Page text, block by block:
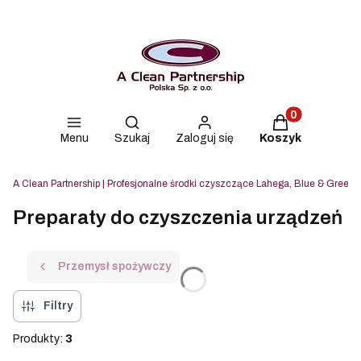
Menu
Otwórz wyszukiwarkę
Szukaj Zaloguj się
Produkty w
Koszyk
A Clean Partnership | Profesjonalne środki czyszczące Lahega, Blue & Green
Preparaty do czyszczenia urządzeń
Przemysł spożywczy
Filtry
Produkty: 3